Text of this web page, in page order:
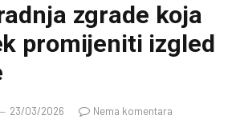
zgrade koja
promijeniti izgled
23/03/2026
Nema komentara